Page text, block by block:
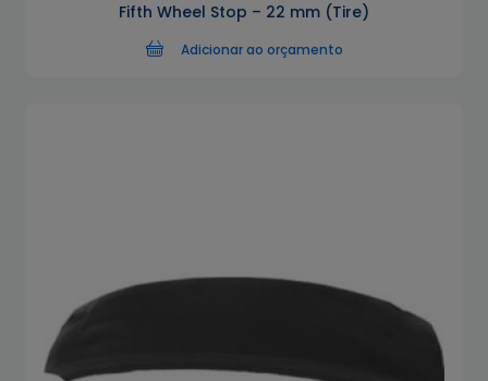
Fifth Wheel Stop – 22 mm (Tire)
Adicionar ao orçamento